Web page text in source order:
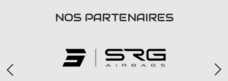
NOS PARTENAIRES